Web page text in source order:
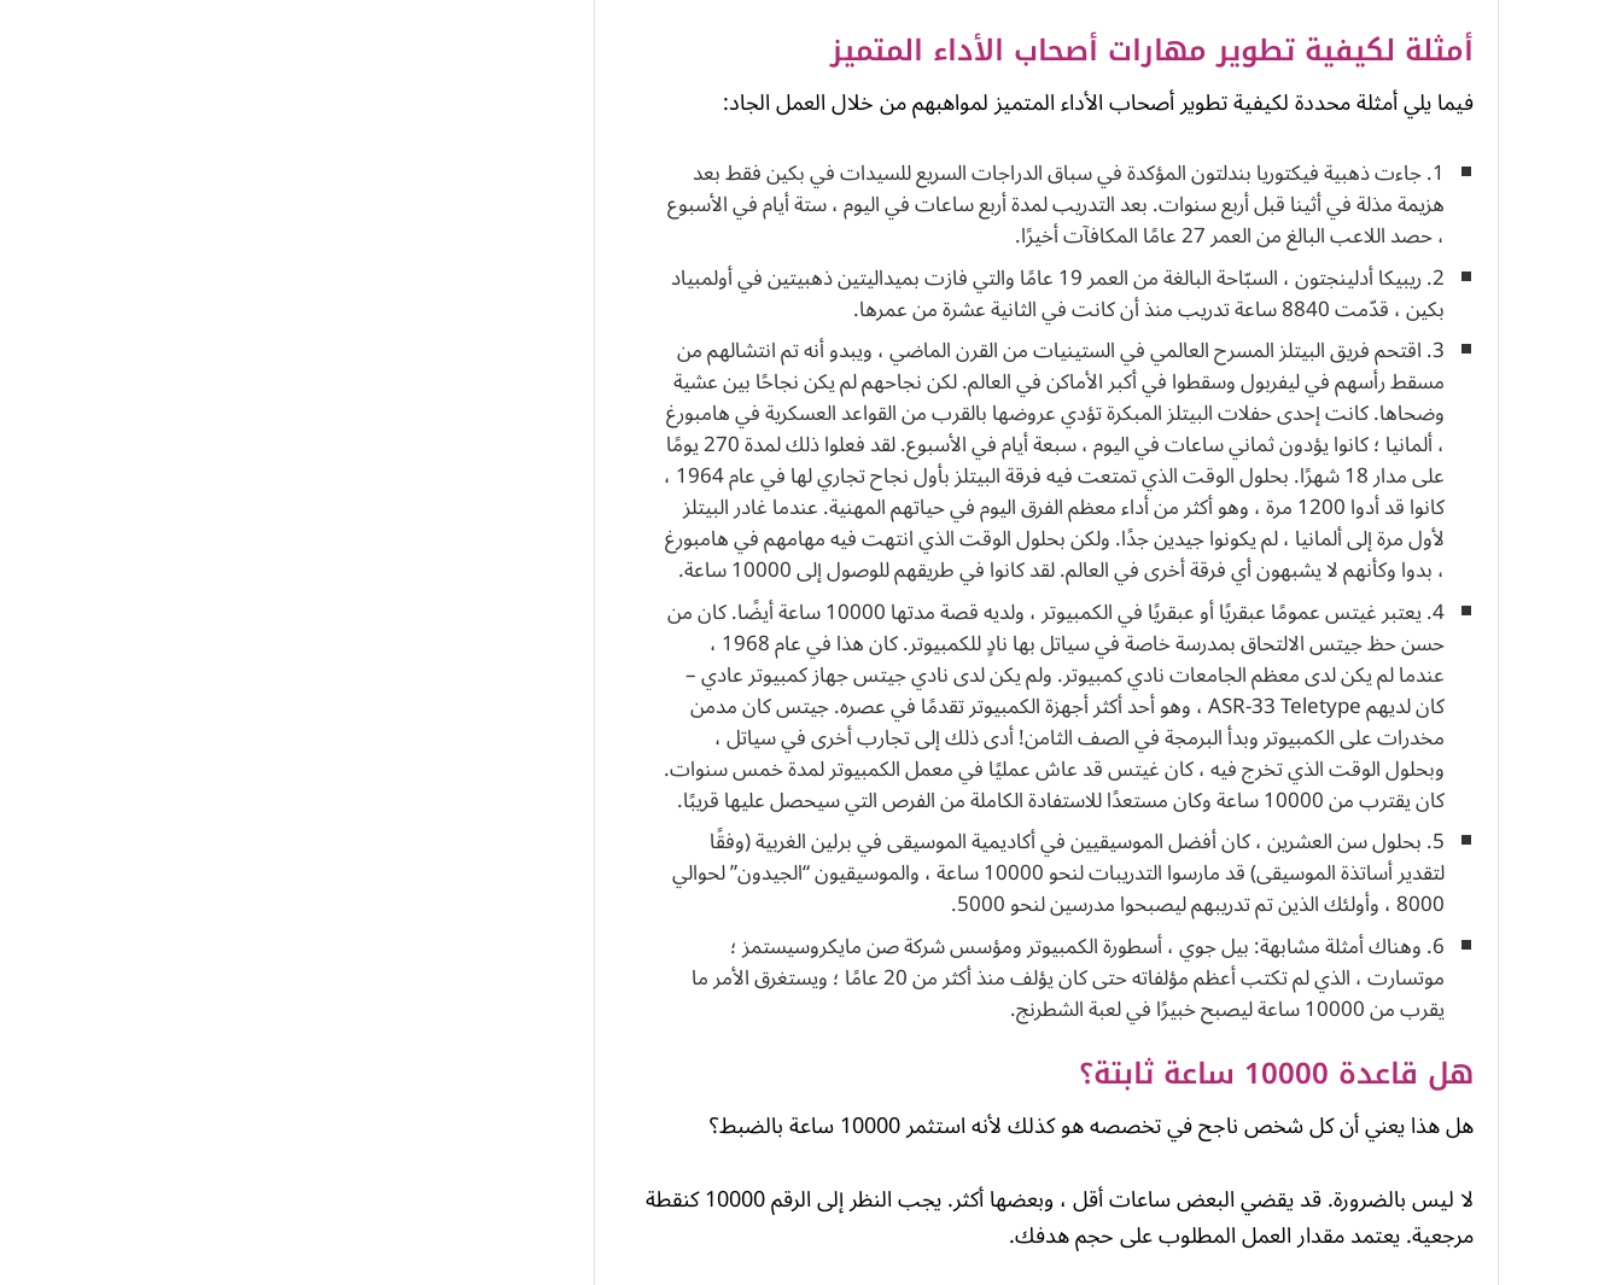
أمثلة لكيفية تطوير مهارات أصحاب الأداء المتميز
فيما يلي أمثلة محددة لكيفية تطوير أصحاب الأداء المتميز لمواهبهم من خلال العمل الجاد:
1. جاءت ذهبية فيكتوريا بندلتون المؤكدة في سباق الدراجات السريع للسيدات في بكين فقط بعد
هزيمة مذلة في أثينا قبل أربع سنوات. بعد التدريب لمدة أربع ساعات في اليوم ، ستة أيام في الأسبوع
، حصد اللاعب البالغ من العمر 27 عامًا المكافآت أخيرًا.
2. ريبيكا أدلينجتون ، السبّاحة البالغة من العمر 19 عامًا والتي فازت بميداليتين ذهبيتين في أولمبياد
بكين ، قدّمت 8840 ساعة تدريب منذ أن كانت في الثانية عشرة من عمرها.
3. اقتحم فريق البيتلز المسرح العالمي في الستينيات من القرن الماضي ، ويبدو أنه تم انتشالهم من
مسقط رأسهم في ليفربول وسقطوا في أكبر الأماكن في العالم. لكن نجاحهم لم يكن نجاحًا بين عشية
وضحاها. كانت إحدى حفلات البيتلز المبكرة تؤدي عروضها بالقرب من القواعد العسكرية في هامبورغ
، ألمانيا ؛ كانوا يؤدون ثماني ساعات في اليوم ، سبعة أيام في الأسبوع. لقد فعلوا ذلك لمدة 270 يومًا
على مدار 18 شهرًا. بحلول الوقت الذي تمتعت فيه فرقة البيتلز بأول نجاح تجاري لها في عام 1964 ،
كانوا قد أدوا 1200 مرة ، وهو أكثر من أداء معظم الفرق اليوم في حياتهم المهنية. عندما غادر البيتلز
لأول مرة إلى ألمانيا ، لم يكونوا جيدين جدًا. ولكن بحلول الوقت الذي انتهت فيه مهامهم في هامبورغ
، بدوا وكأنهم لا يشبهون أي فرقة أخرى في العالم. لقد كانوا في طريقهم للوصول إلى 10000 ساعة.
4. يعتبر غيتس عمومًا عبقريًا أو عبقريًا في الكمبيوتر ، ولديه قصة مدتها 10000 ساعة أيضًا. كان من
حسن حظ جيتس الالتحاق بمدرسة خاصة في سياتل بها نادٍ للكمبيوتر. كان هذا في عام 1968 ،
عندما لم يكن لدى معظم الجامعات نادي كمبيوتر. ولم يكن لدى نادي جيتس جهاز كمبيوتر عادي –
كان لديهم ASR-33 Teletype ، وهو أحد أكثر أجهزة الكمبيوتر تقدمًا في عصره. جيتس كان مدمن
مخدرات على الكمبيوتر وبدأ البرمجة في الصف الثامن! أدى ذلك إلى تجارب أخرى في سياتل ،
وبحلول الوقت الذي تخرج فيه ، كان غيتس قد عاش عمليًا في معمل الكمبيوتر لمدة خمس سنوات.
كان يقترب من 10000 ساعة وكان مستعدًا للاستفادة الكاملة من الفرص التي سيحصل عليها قريبًا.
5. بحلول سن العشرين ، كان أفضل الموسيقيين في أكاديمية الموسيقى في برلين الغربية (وفقًا
لتقدير أساتذة الموسيقى) قد مارسوا التدريبات لنحو 10000 ساعة ، والموسيقيون “الجيدون” لحوالي
8000 ، وأولئك الذين تم تدريبهم ليصبحوا مدرسين لنحو 5000.
6. وهناك أمثلة مشابهة: بيل جوي ، أسطورة الكمبيوتر ومؤسس شركة صن مايكروسيستمز ؛
موتسارت ، الذي لم تكتب أعظم مؤلفاته حتى كان يؤلف منذ أكثر من 20 عامًا ؛ ويستغرق الأمر ما
يقرب من 10000 ساعة ليصبح خبيرًا في لعبة الشطرنج.
هل قاعدة 10000 ساعة ثابتة؟
هل هذا يعني أن كل شخص ناجح في تخصصه هو كذلك لأنه استثمر 10000 ساعة بالضبط؟
لا ليس بالضرورة. قد يقضي البعض ساعات أقل ، وبعضها أكثر. يجب النظر إلى الرقم 10000 كنقطة
مرجعية. يعتمد مقدار العمل المطلوب على حجم هدفك.